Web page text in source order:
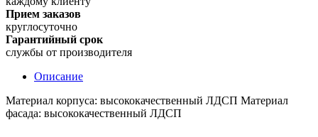
Прием заказов
круглосуточно
Гарантийный срок
службы от производителя
Описание
Материал корпуса: высококачественный ЛДСП Материал
фасада: высококачественный ЛДСП